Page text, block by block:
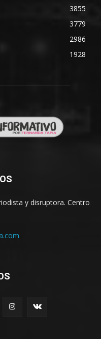
3855
3779
2986
1928
y disruptora. Centro